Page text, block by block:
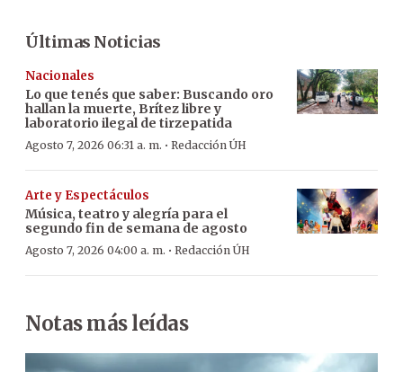
Últimas Noticias
Nacionales
Lo que tenés que saber: Buscando oro
hallan la muerte, Brítez libre y
laboratorio ilegal de tirzepatida
Agosto 7, 2026 06:31 a. m. · Redacción ÚH
Arte y Espectáculos
Música, teatro y alegría para el
segundo fin de semana de agosto
Agosto 7, 2026 04:00 a. m. · Redacción ÚH
Notas más leídas